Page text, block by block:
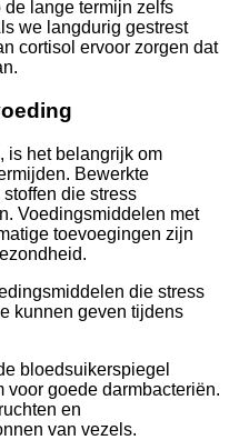
lange termijn zelfs
we langdurig gestrest
cortisol ervoor zorgen dat
is het belangrijk om
Bewerkte
die stress
Voedingsmiddelen met
toevoegingen zijn
die stress
kunnen geven tijdens
bloedsuikerspiegel
goede darmbacteriën.
en
van vezels.